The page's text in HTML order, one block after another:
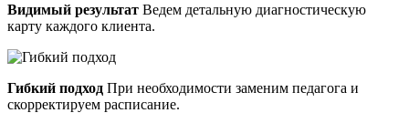
Видимый результат Ведем детальную диагностическую
карту каждого клиента.
Гибкий подход При необходимости заменим педагога и
скорректируем расписание.